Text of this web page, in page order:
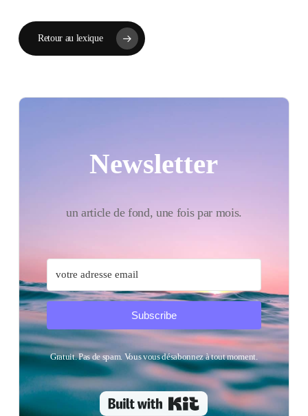
Retour au lexique
Newsletter
un article de fond, une fois par mois.
Subscribe
Gratuit. Pas de spam. Vous vous désabonnez à tout moment.
Built with Kit